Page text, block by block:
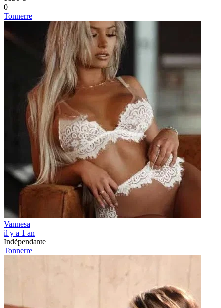
0
Tonnerre
Vannesa
il y a 1 an
Indépendante
Tonnerre